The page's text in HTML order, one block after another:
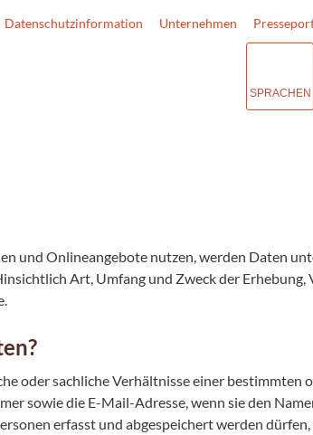
Datenschutzinformation Unternehmen
SPRACHEN
und Onlineangebote nutzen, werden Daten
Art, Umfang und Zweck der Erhebung,
oder sachliche Verhältnisse einer bestimmten
sowie die E-Mail-Adresse, wenn sie den
erfasst und abgespeichert werden